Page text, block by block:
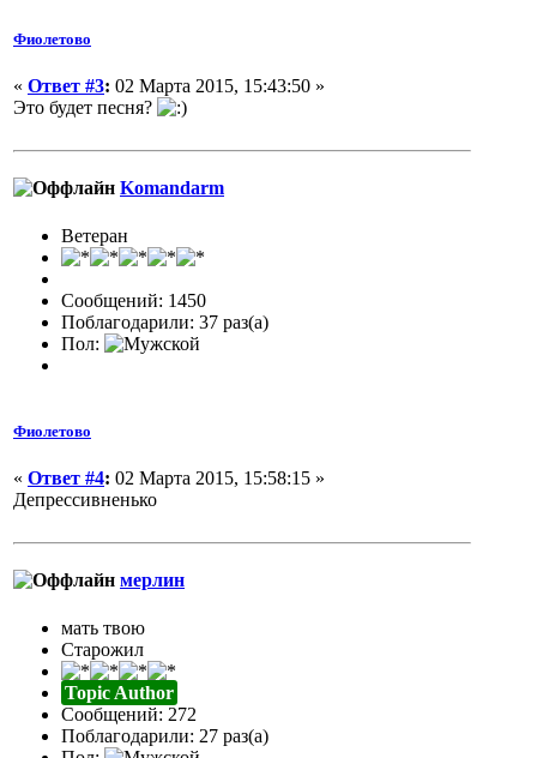
Фиолетово
« Ответ #3: 02 Марта 2015, 15:43:50 »
Это будет песня?
Komandarm
Ветеран
Сообщений: 1450
Поблагодарили: 37 раз(а)
Пол:
Фиолетово
« Ответ #4: 02 Марта 2015, 15:58:15 »
Депрессивненько
мерлин
мать твою
Старожил
Topic Author
Сообщений: 272
Поблагодарили: 27 раз(а)